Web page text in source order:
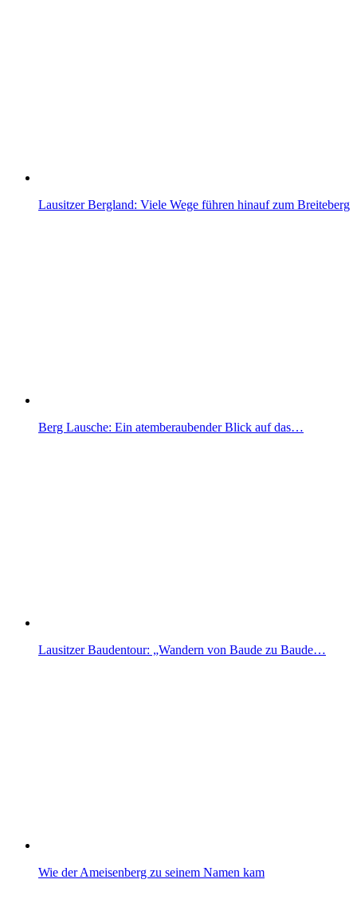
Lausitzer Bergland: Viele Wege führen hinauf zum Breiteberg
Berg Lausche: Ein atemberaubender Blick auf das…
Lausitzer Baudentour: „Wandern von Baude zu Baude…
Wie der Ameisenberg zu seinem Namen kam